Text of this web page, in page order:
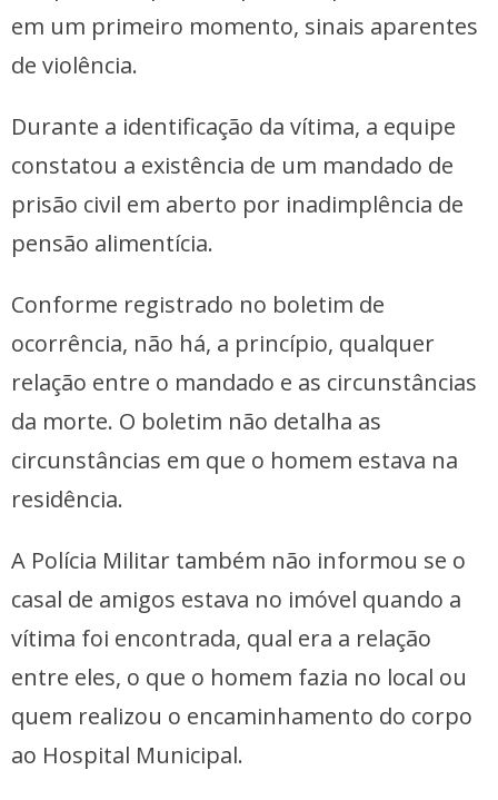
em um primeiro momento, sinais aparentes
de violência.
Durante a identificação da vítima, a equipe
constatou a existência de um mandado de
prisão civil em aberto por inadimplência de
pensão alimentícia.
Conforme registrado no boletim de
ocorrência, não há, a princípio, qualquer
relação entre o mandado e as circunstâncias
da morte. O boletim não detalha as
circunstâncias em que o homem estava na
residência.
A Polícia Militar também não informou se o
casal de amigos estava no imóvel quando a
vítima foi encontrada, qual era a relação
entre eles, o que o homem fazia no local ou
quem realizou o encaminhamento do corpo
ao Hospital Municipal.